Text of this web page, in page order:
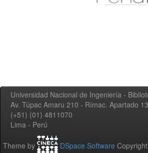
Universidad Nacional de Ingeniería -
Av. Túpac Amaru 210 - Rímac. Apartado
(+51) (01) 4811070
Lima - Perú
Theme by DSpace Software